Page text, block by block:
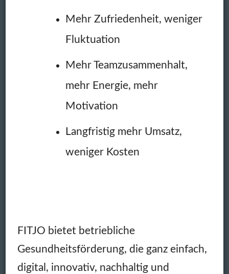
Mehr Zufriedenheit, weniger
Fluktuation
Mehr Teamzusammenhalt,
mehr Energie, mehr
Motivation
Langfristig mehr Umsatz,
weniger Kosten
FITJO bietet betriebliche
Gesundheitsförderung, die ganz einfach,
digital, innovativ, nachhaltig und